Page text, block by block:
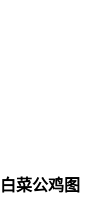
菜公鸡图